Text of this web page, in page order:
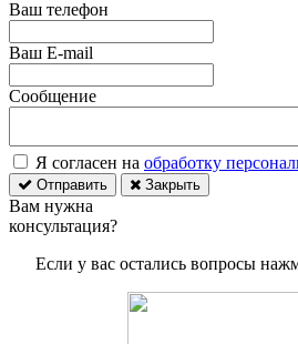
Ваш телефон
Ваш E-mail
Сообщение
Я согласен на обработку
Отправить Закрыть
Вам нужна
консультация?
Если у вас остались вопросы